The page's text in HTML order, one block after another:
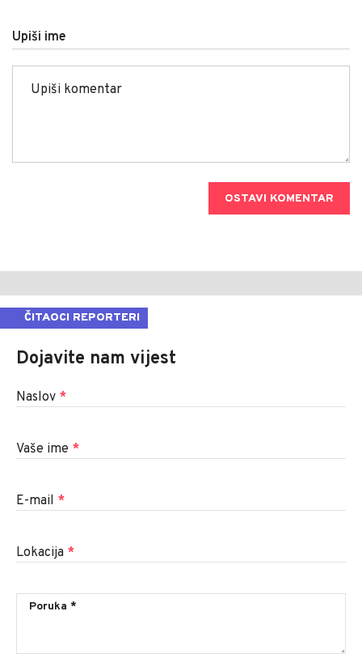
Upiši ime
OSTAVI KOMENTAR
ČITAOCI REPORTERI
Dojavite nam vijest
Naslov *
Vaše ime *
E-mail *
Lokacija *